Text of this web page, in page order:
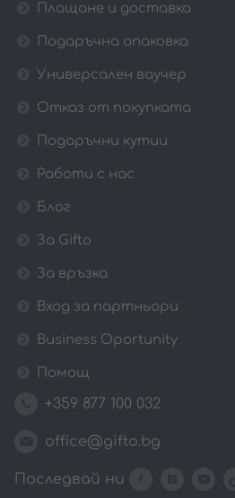
Плащане и доставка
Подаръчна опаковка
Универсален ваучер
Отказ от покупката
Подаръчни кутии
Работи с нас
Блог
За Gifto
За връзка
Вход за партньори
Business Oportunity
Помощ
+359 877 100 032
office@gifto.bg
Последвай ни